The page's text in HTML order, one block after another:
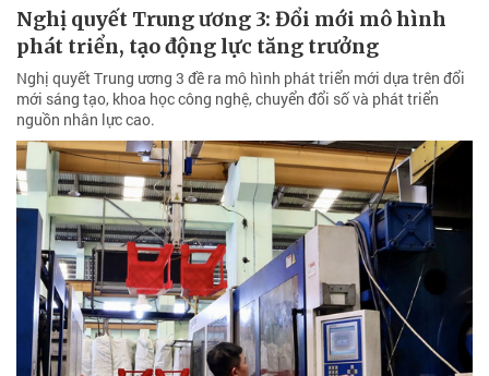
Nghị quyết Trung ương 3: Đổi mới mô hình
phát triển, tạo động lực tăng trưởng
Nghị quyết Trung ương 3 đề ra mô hình phát triển mới dựa trên đổi
mới sáng tạo, khoa học công nghệ, chuyển đổi số và phát triển
nguồn nhân lực cao.